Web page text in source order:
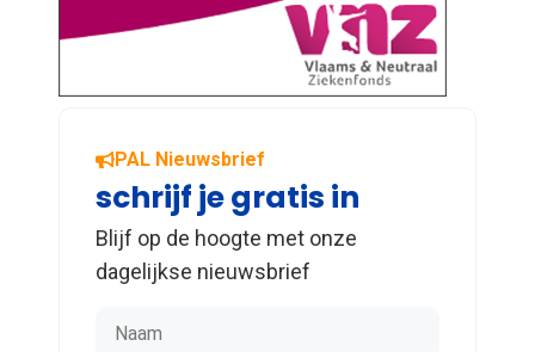
PAL Nieuwsbrief
schrijf je gratis in
Blijf op de hoogte met onze
dagelijkse nieuwsbrief